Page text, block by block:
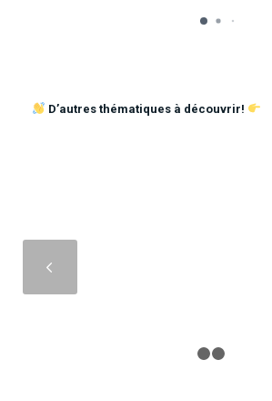
D’autres thématiques à découvrir!